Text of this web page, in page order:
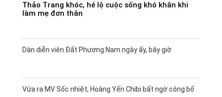
Thảo Trang khóc, hé lộ cuộc sống khó khăn khi
làm mẹ đơn thân
Dàn diễn viên Đất Phương Nam ngày ấy, bây giờ
Vừa ra MV Sốc nhiệt, Hoàng Yến Chibi bất ngờ công bố